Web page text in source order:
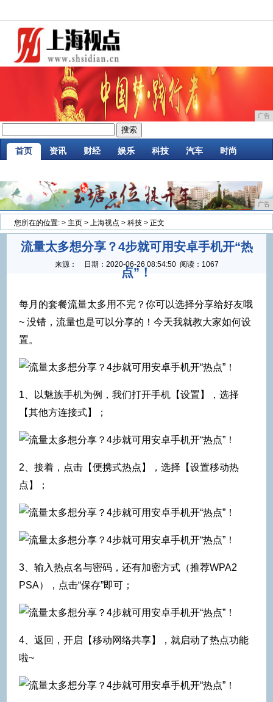
广告
首页 资讯 财经 娱乐 科技 汽车 时尚
广告
您所在的位置: > 主页 > 上海视点 > 科技 > 正文
流量太多想分享？4步就可用安卓手机开“热
点”！
来源： 日期： 2020-06-26 08:54:50 阅读：1067
每月的套餐流量太多用不完？你可以选择分享给好友哦
~ 没错，流量也是可以分享的！今天我就教大家如何设
置。
1、以魅族手机为例，我们打开手机【设置】，选择
【其他方连接式】；
2、接着，点击【便携式热点】，选择【设置移动热
点】；
3、输入热点名与密码，还有加密方式（推荐WPA2
PSA），点击“保存”即可；
4、返回，开启【移动网络共享】，就启动了热点功能
啦~